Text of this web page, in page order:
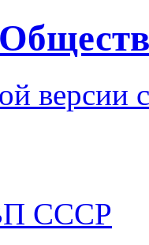
версии
СССР